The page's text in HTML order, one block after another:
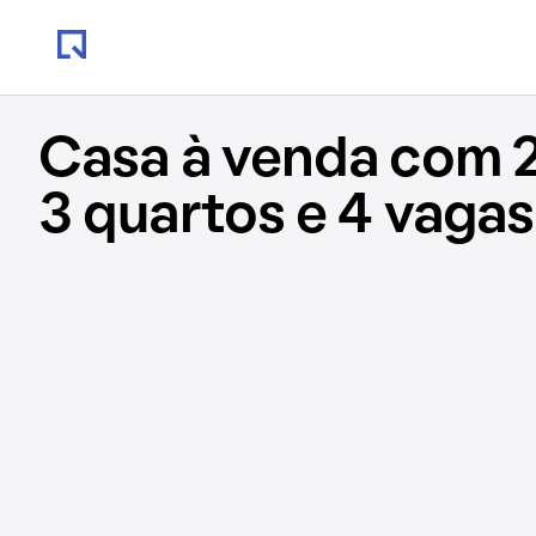
Casa à venda com
3 quartos e 4 vagas